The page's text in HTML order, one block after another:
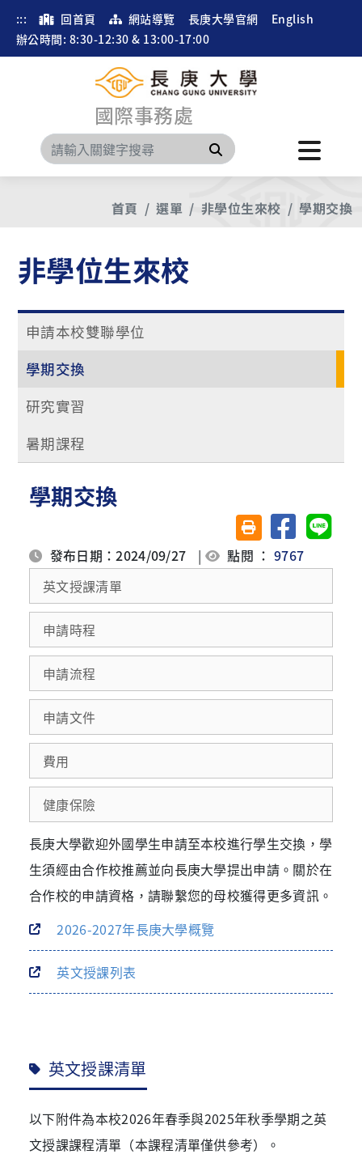
::: 回首頁 網站導覽 長庚大學官網
English
辦公時間: 8:30-12:30 & 13:00-17:00
國際事務處
搜尋
首頁 選單 非學位生來校 學期交換
非學位生來校
申請本校雙聯學位
學期交換
研究實習
暑期課程
學期交換
友善列印(另開視窗)
分享至臉書分享
發布日期：2024/09/27 | 點閱 ：9767
英文授課清單
申請時程
申請流程
申請文件
費用
健康保險
長庚大學歡迎外國學生申請至本校進行學生交換，學
生須經由合作校推薦並向長庚大學提出申請。關於在
合作校的申請資格，請聯繫您的母校獲得更多資訊。
2026-2027年長庚大學概覽
英文授課列表
英文授課清單
以下附件為本校2026年春季與2025年秋季學期之英
文授課課程清單（本課程清單僅供參考）。